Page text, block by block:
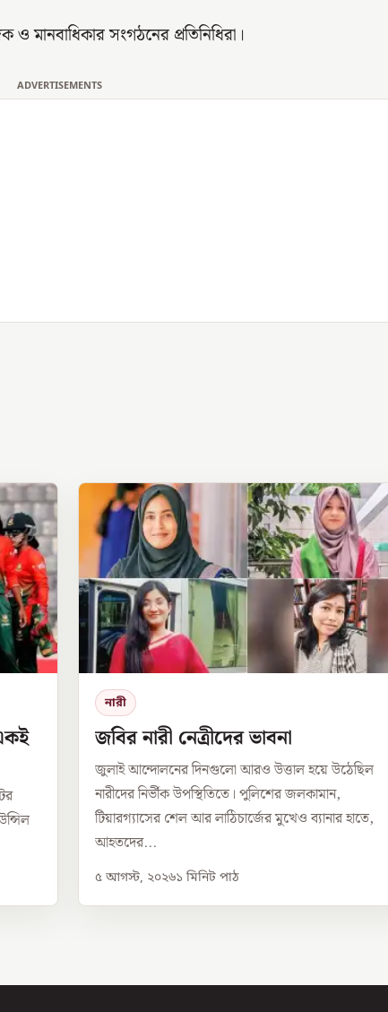
মানবাধিকার সংগঠনের প্রতিনিধিরা।
ADVERTISEMENTS
নারী
জবির নারী নেত্রীদের ভাবনা
জুলাই আন্দোলনের দিনগুলো আরও উত্তাল হয়ে উঠেছিল
নারীদের নির্ভীক উপস্থিতিতে। পুলিশের জলকামান,
টিয়ারগ্যাসের শেল আর লাঠিচার্জের মুখেও ব্যানার হাতে,
আহতদের...
৫ আগস্ট, ২০২৬১ মিনিট পাঠ